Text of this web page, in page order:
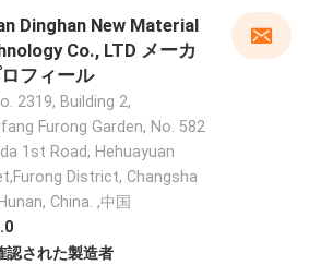
Dinghan New Material
Co., LTD メーカ
フィール
2319, Building 2,
Furong Garden, No. 582
1st Road, Hehuayuan
District, Changsha
China. ,中国
認された製造者